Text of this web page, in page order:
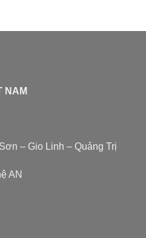
NAM
– Gio Linh – Quảng Trị
AN